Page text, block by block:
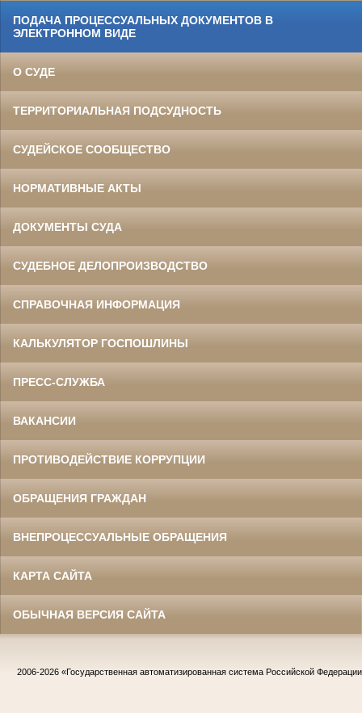
ПОДАЧА ПРОЦЕССУАЛЬНЫХ ДОКУМЕНТОВ В
ЭЛЕКТРОННОМ ВИДЕ
О СУДЕ
ТЕРРИТОРИАЛЬНАЯ ПОДСУДНОСТЬ
СУДЕЙСКОЕ СООБЩЕСТВО
НОРМАТИВНЫЕ АКТЫ
ДОКУМЕНТЫ СУДА
СУДЕБНОЕ ДЕЛОПРОИЗВОДСТВО
СПРАВОЧНАЯ ИНФОРМАЦИЯ
КАЛЬКУЛЯТОР ГОСПОШЛИНЫ
ПРЕСС-СЛУЖБА
ВАКАНСИИ
ПРОТИВОДЕЙСТВИЕ КОРРУПЦИИ
ОБРАЩЕНИЯ ГРАЖДАН
ВНЕПРОЦЕССУАЛЬНЫЕ ОБРАЩЕНИЯ
КАРТА САЙТА
ОБЫЧНАЯ ВЕРСИЯ САЙТА
2006-2026 «Государственная автоматизированная система Российской